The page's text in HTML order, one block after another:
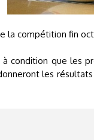
la compétition fin
condition que les
les